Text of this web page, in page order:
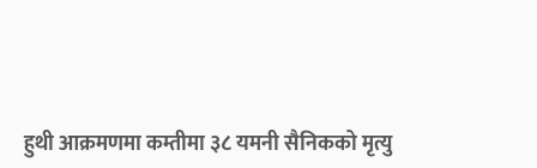
हुथी आक्रमणमा कम्तीमा ३८ यमनी सैनिकको मृत्यु